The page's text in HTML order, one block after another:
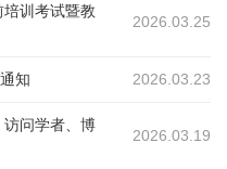
训考试暨教
2026.03.25
知 2026.03.23
问学者、博
2026.03.19